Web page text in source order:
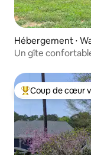
Hébergement ⋅
Un gîte
Coups de cœur
Coup de cœur